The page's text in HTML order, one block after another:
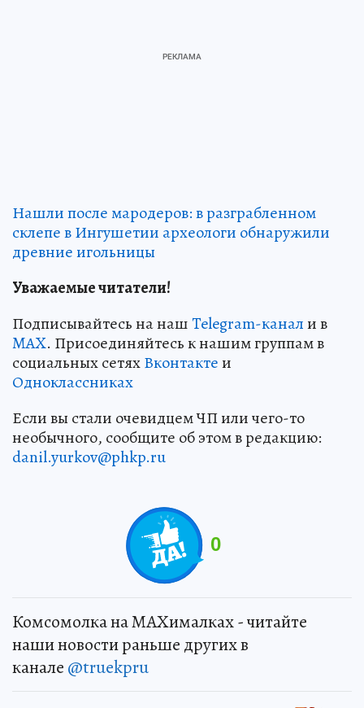
Нашли после мародеров: в разграбленном
склепе в Ингушетии археологи обнаружили
древние игольницы
Уважаемые читатели!
Подписывайтесь на нашTelegram-канали в
MAX. Присоединяйтесь к нашим группам в
социальных сетяхВконтактеи
Одноклассниках
Если вы стали очевидцем ЧП или чего-то
необычного, сообщите об этом в редакцию:
danil.yurkov@phkp.ru
0
Комсомолка на MAXималках - читайте
наши новости раньше других в
канале @truekpru